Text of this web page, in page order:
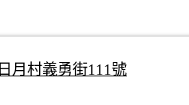
月村義勇街111號